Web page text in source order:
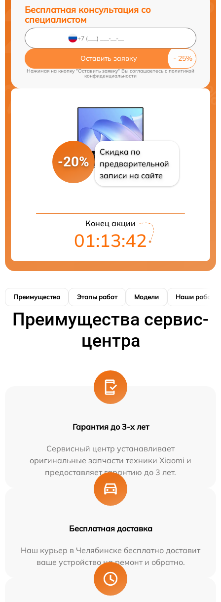
Бесплатная консультация со
специалистом
Оставить заявку
Нажимая на кнопку "Оставить заявку" Вы соглашаетесь cполитикой
конфиденциальности
-20%
Скидка по
предварительной
записи на сайте
Конец акции
01:13:41
Преимущества Этапы работ Модели Наши работы
Преимущества сервис-
центра
Гарантия до 3-х лет
Сервисный центр устанавливает
оригинальные запчасти техники Xiaomi и
предоставляет гарантию до 3 лет.
Бесплатная доставка
Наш курьер в Челябинске бесплатно доставит
ваше устройство на ремонт и обратно.